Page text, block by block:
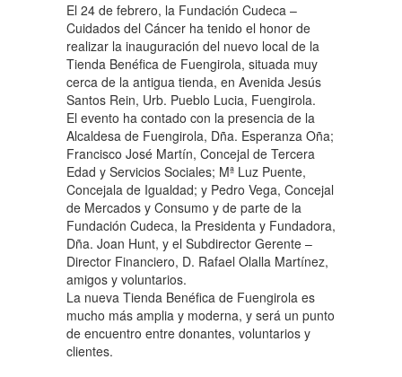
El 24 de febrero, la Fundación Cudeca –
Cuidados del Cáncer ha tenido el honor de
realizar la inauguración del nuevo local de la
Tienda Benéfica de Fuengirola, situada muy
cerca de la antigua tienda, en Avenida Jesús
Santos Rein, Urb. Pueblo Lucia, Fuengirola.
El evento ha contado con la presencia de la
Alcaldesa de Fuengirola, Dña. Esperanza Oña;
Francisco José Martín, Concejal de Tercera
Edad y Servicios Sociales; Mª Luz Puente,
Concejala de Igualdad; y Pedro Vega, Concejal
de Mercados y Consumo y de parte de la
Fundación Cudeca, la Presidenta y Fundadora,
Dña. Joan Hunt, y el Subdirector Gerente –
Director Financiero, D. Rafael Olalla Martínez,
amigos y voluntarios.
La nueva Tienda Benéfica de Fuengirola es
mucho más amplia y moderna, y será un punto
de encuentro entre donantes, voluntarios y
clientes.